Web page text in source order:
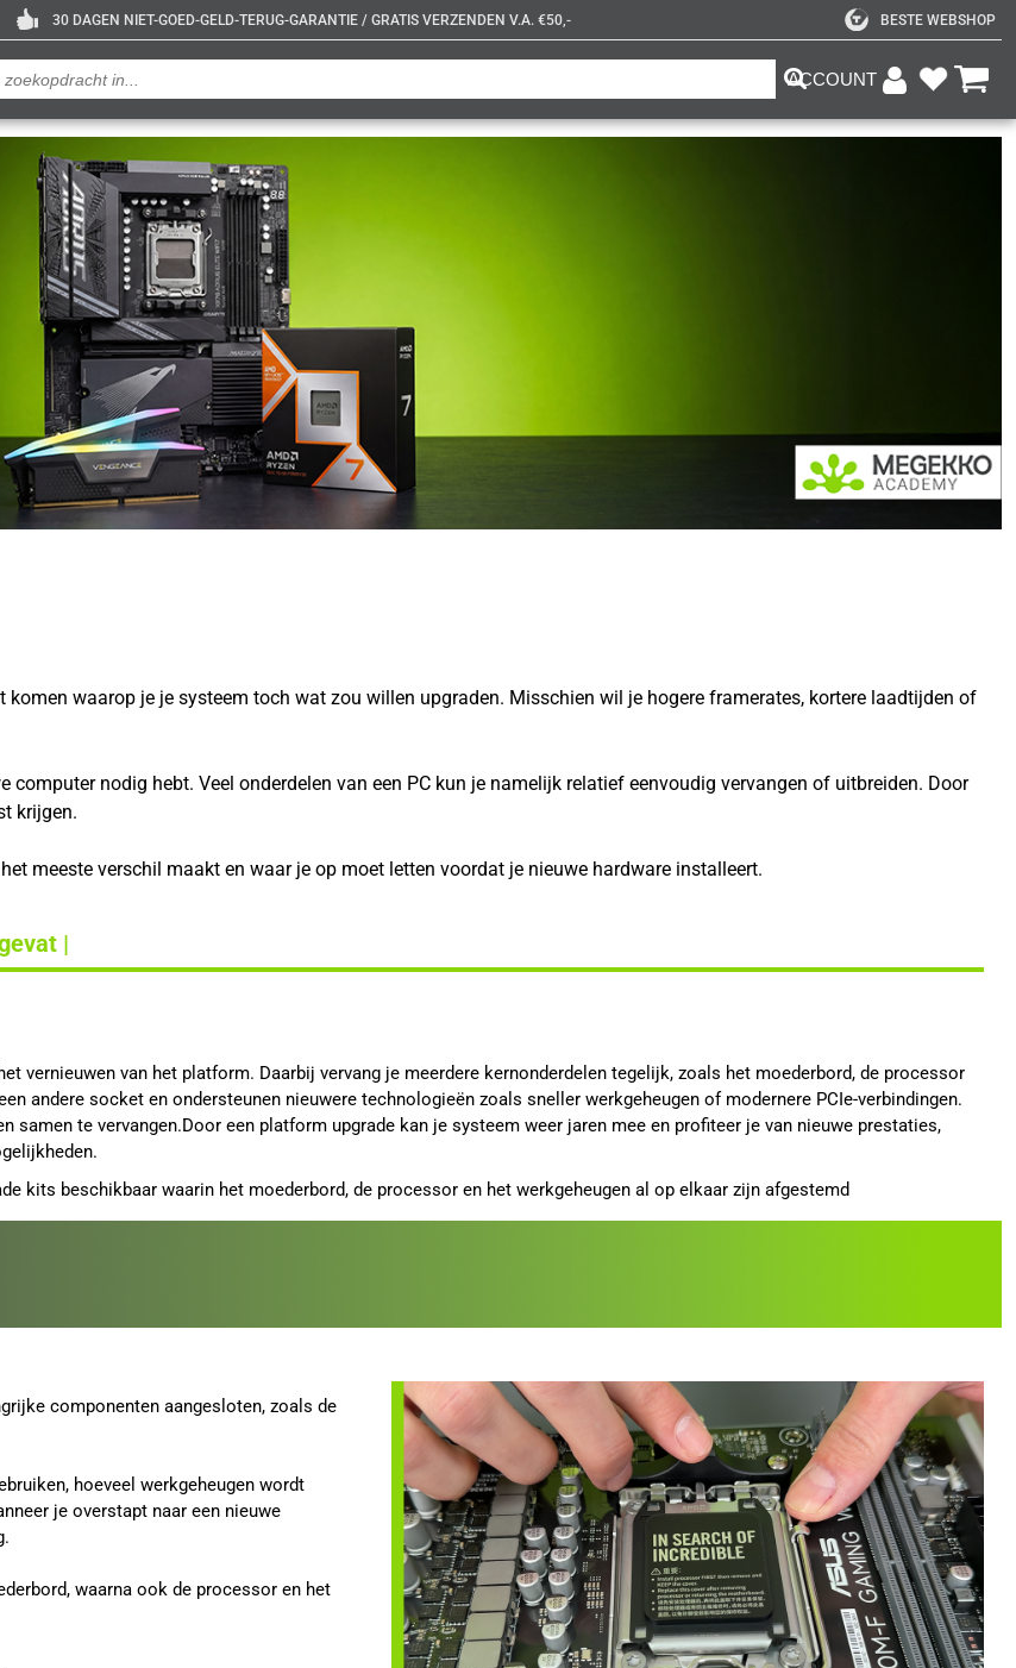
30 DAGEN NIET-GOED-GELD-TERUG-GARANTIE / GRATIS VERZENDEN V.A. €50,- BESTE WEBSHOP
ACCOUNT
waarop je je systeem toch wat zou willen upgraden. Misschien wil je hogere framerates, kortere laadtijden of
nodig hebt. Veel onderdelen van een PC kun je namelijk relatief eenvoudig vervangen of uitbreiden. Door
krijgen.
meeste verschil maakt en waar je op moet letten voordat je nieuwe hardware installeert.
|
vernieuwen van het platform. Daarbij vervang je meerdere kernonderdelen tegelijk, zoals het moederbord, de processor
andere socket en ondersteunen nieuwere technologieën zoals sneller werkgeheugen of modernere PCIe-verbindingen.
samen te vervangen.Door een platform upgrade kan je systeem weer jaren mee en profiteer je van nieuwe prestaties,
kits beschikbaar waarin het moederbord, de processor en het werkgeheugen al op elkaar zijn afgestemd
componenten aangesloten, zoals de
hoeveel werkgeheugen wordt
je overstapt naar een nieuwe
waarna ook de processor en het